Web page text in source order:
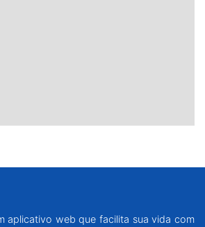
aplicativo web que facilita sua vida com